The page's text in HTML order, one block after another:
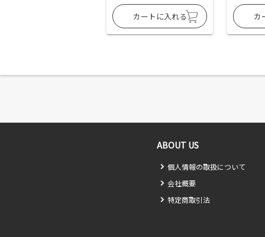
ABOUT US
個人情報の取扱について
会社概要
特定商取引法